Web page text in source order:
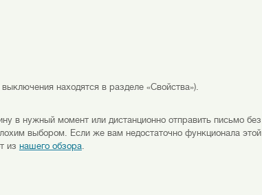
находятся в разделе «Свойства»).
в нужный момент или дистанционно отправить письмо без
выбором. Если же вам недостаточно функционала этой
из нашего обзора.